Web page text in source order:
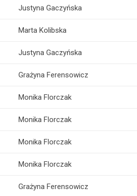
Justyna Gaczyńska
Marta Kolibska
Justyna Gaczyńska
Grażyna Ferensowicz
Monika Florczak
Monika Florczak
Monika Florczak
Monika Florczak
Grażyna Ferensowicz